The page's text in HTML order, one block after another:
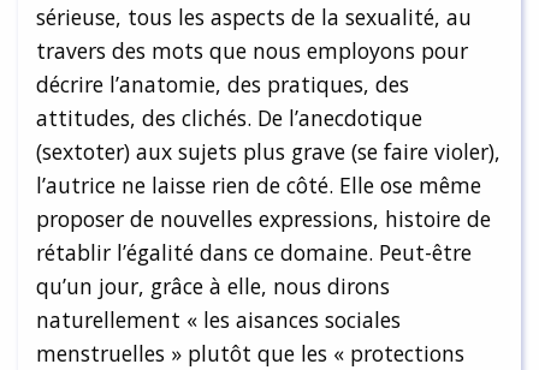
sérieuse, tous les aspects de la sexualité, au
travers des mots que nous employons pour
décrire l’anatomie, des pratiques, des
attitudes, des clichés. De l’anecdotique
(sextoter) aux sujets plus grave (se faire violer),
l’autrice ne laisse rien de côté. Elle ose même
proposer de nouvelles expressions, histoire de
rétablir l’égalité dans ce domaine. Peut-être
qu’un jour, grâce à elle, nous dirons
naturellement « les aisances sociales
menstruelles » plutôt que les « protections